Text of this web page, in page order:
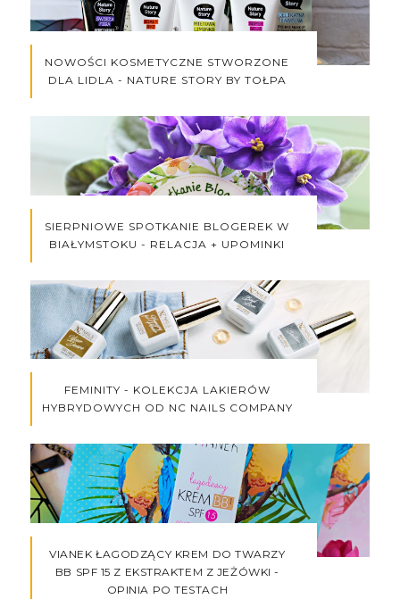
NOWOŚCI KOSMETYCZNE STWORZONE
DLA LIDLA - NATURE STORY BY TOŁPA
SIERPNIOWE SPOTKANIE BLOGEREK W
BIAŁYMSTOKU - RELACJA + UPOMINKI
FEMINITY - KOLEKCJA LAKIERÓW
HYBRYDOWYCH OD NC NAILS COMPANY
VIANEK ŁAGODZĄCY KREM DO TWARZY
BB SPF 15 Z EKSTRAKTEM Z JEŻÓWKI -
OPINIA PO TESTACH